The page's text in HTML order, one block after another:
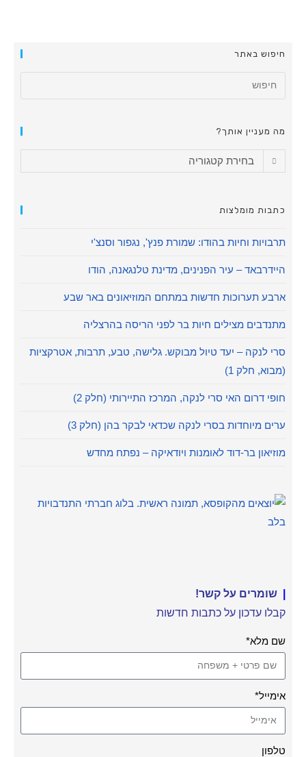
חיפוש באתר
מה מעניין אותך?
בחירת קטגוריה
כתבות מומלצות
תרבויות וחיות בהודו: שמורת פנץ', נגפור וסנצ'י
היידרבאד – עיר הפנינים, מדינת טלנגאנה, הודו
ארבע תערוכות חדשות במתחם המוזיאונים באר שבע
מתנדבים מצילים חיות בר לפני הריסה בהרצליה
סרי לנקה – יעד טיול מבוקש. גלישה, טבע, תרבות, אטרקציות
(מבוא, חלק 1)
חופי דרום האי סרי לנקה, המרכז התיירותי (חלק 2)
ערים מיוחדות בסרי לנקה שכדאי לבקר בהן (חלק 3)
מוזיאון בר-דוד לאומנות ויודאיקה – נפתח מחדש
שומרים על קשר!
קבלו עדכון על כתבות חדשות
שם מלא*
אימייל*
טלפון